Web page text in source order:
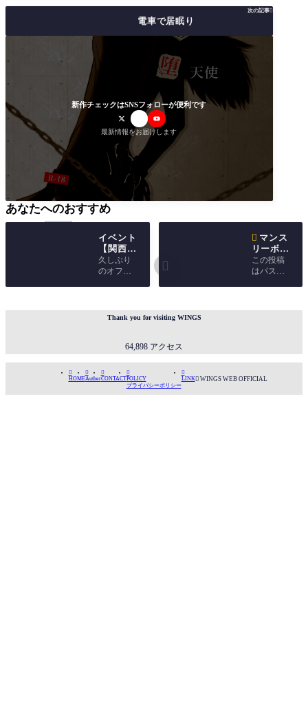
次の記事
電車で居眠り
新作チェックはSNSフォローが便利です
最新情報をお届けします
あなたへのおすすめ
イベント
【関西コ
ミティア
52】サー
久しぶり
のオフラ
と諦めて
慢できず
ます。そ
して新刊
 マンス
リーボイ
スコレク
ション
この投稿
はパスワ

Thank you for visiting WINGS
64,898 アクセス

HOME

Auther

CONTACT

POLICY
プライバシーポリシー

LINK WINGS WEB OFFICIAL